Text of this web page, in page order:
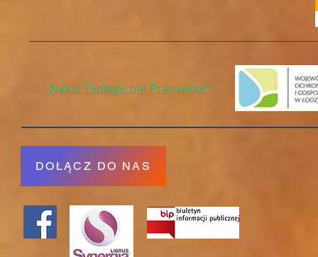
„Nasze Ekologiczne Pracownie”.
DOŁĄCZ DO NAS